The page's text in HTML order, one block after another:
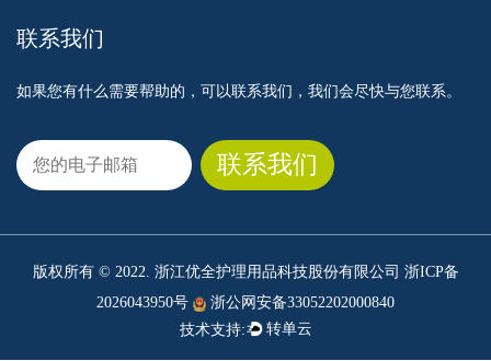
联系我们
如果您有什么需要帮助的，可以联系我们，我们会尽快与您联系。
版权所有 © 2022. 浙江优全护理用品科技股份有限公司 浙ICP备
2026043950号
浙公网安备33052202000840